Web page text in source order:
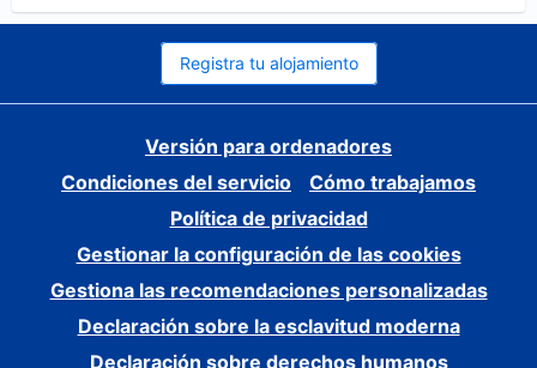
Registra tu alojamiento
Versión para ordenadores
Condiciones del servicio
Cómo trabajamos
Política de privacidad
Gestionar la configuración de las cookies
Gestiona las recomendaciones personalizadas
Declaración sobre la esclavitud moderna
Declaración sobre derechos humanos